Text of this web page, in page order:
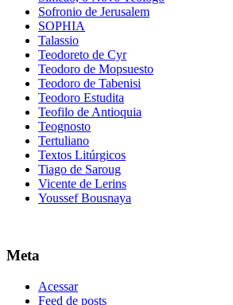
Sofronio de Jerusalem
SOPHIA
Talassio
Teodoreto de Cyr
Teodoro de Mopsuesto
Teodoro de Tabenisi
Teodoro Estudita
Teofilo de Antioquia
Teognosto
Tertuliano
Textos Litúrgicos
Tiago de Saroug
Vicente de Lerins
Youssef Bousnaya
Meta
Acessar
Feed de posts